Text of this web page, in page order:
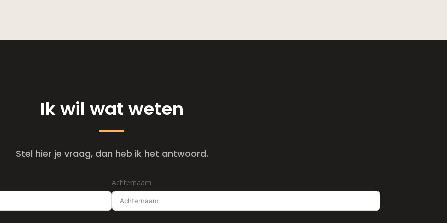
Ik wil wat weten
Stel hier je vraag, dan heb ik het antwoord.
Achternaam